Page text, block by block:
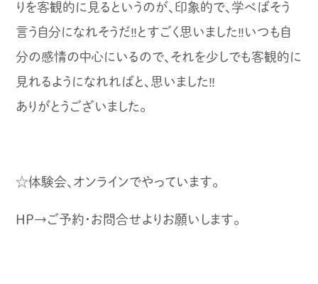
りを客観的に見るというのが、印象的で、学べばそう
言う自分になれそうだ‼︎とすごく思いました‼︎いつも自
分の感情の中心にいるので、それを少しでも客観的に
見れるようになれればと、思いました‼︎
ありがとうございました。
☆体験会、オンラインでやっています。
HP→ご予約・お問合せよりお願いします。